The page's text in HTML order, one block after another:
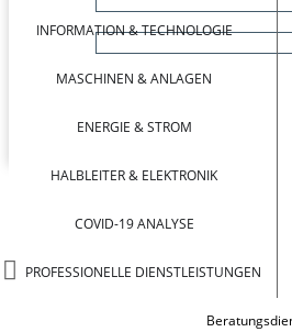
INFORMATION & TECHNOLOGIE
MASCHINEN & ANLAGEN
ENERGIE & STROM
HALBLEITER & ELEKTRONIK
COVID-19 ANALYSE
PROFESSIONELLE DIENSTLEISTUNGEN